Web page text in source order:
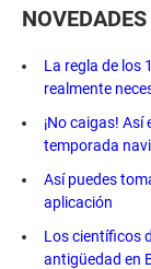
NOVEDADES
La regla de los
realmente
¡No caigas!
temporada
Así puedes
aplicación
Los científicos
antigüedad en